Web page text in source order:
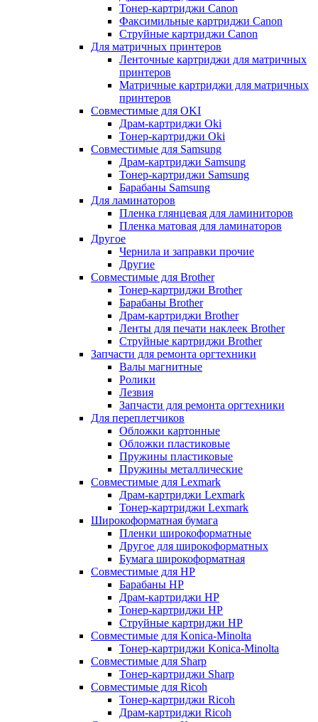
Тонер-картриджи Canon
Факсимильные картриджи Canon
Струйные картриджи Canon
Для матричных принтеров
Ленточные картриджи для матричных
принтеров
Матричные картриджи для матричных
принтеров
Совместимые для OKI
Драм-картриджи Oki
Тонер-картриджи Oki
Совместимые для Samsung
Драм-картриджи Samsung
Тонер-картриджи Samsung
Барабаны Samsung
Для ламинаторов
Пленка глянцевая для ламиниторов
Пленка матовая для ламинаторов
Другое
Чернила и заправки прочие
Другие
Совместимые для Brother
Тонер-картриджи Brother
Барабаны Brother
Драм-картриджи Brother
Ленты для печати наклеек Brother
Струйные картриджи Brother
Запчасти для ремонта оргтехники
Валы магнитные
Ролики
Лезвия
Запчасти для ремонта оргтехники
Для переплетчиков
Обложки картонные
Обложки пластиковые
Пружины пластиковые
Пружины металлические
Совместимые для Lexmark
Драм-картриджи Lexmark
Тонер-картриджи Lexmark
Широкоформатная бумага
Пленки широкоформатные
Другое для широкоформатных
Бумага широкоформатная
Совместимые для HP
Барабаны HP
Драм-картриджи HP
Тонер-картриджи HP
Струйные картриджи HP
Совместимые для Konica-Minolta
Тонер-картриджи Konica-Minolta
Совместимые для Sharp
Тонер-картриджи Sharp
Совместимые для Ricoh
Тонер-картриджи Ricoh
Драм-картриджи Ricoh